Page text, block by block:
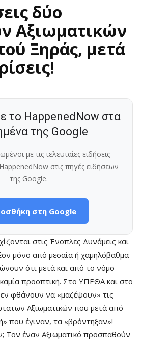
δύο
Αξιωματικών
Ξηράς, μετά
το HappenedNow στα
της Google
με τις τελευταίες ειδήσεις
στις πηγές ειδήσεων
της Google.
στη Google
στις Ένοπλες Δυνάμεις και
μόνο από μεσαία ή χαμηλόβαθμα
ότι μετά και από το νόμο
προοπτική. Στο ΥΠΕΘΑ και στο
φθάνουν να «μαζέψουν» τις
Αξιωματικών που μετά από
που έγιναν, τα «βρόντηξαν»!
Τον έναν Αξιωματικό προσπαθούν